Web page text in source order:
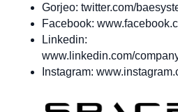
Gorjeo: twitter.com/
Facebook:
Linkedin:
www.linkedin.com/
Instagram: